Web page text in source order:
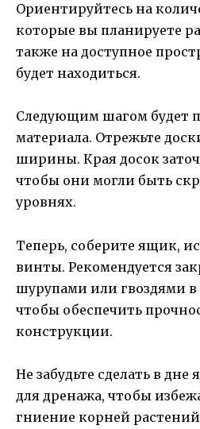
Ориентируйтесь на
которые вы планируете
также на доступное
будет находиться.
Следующим шагом будет
материала. Отрежьте
ширины. Края досок
чтобы они могли быть
уровнях.
Теперь, соберите ящик,
винты. Рекомендуется
шурупами или гвоздями в
чтобы обеспечить
конструкции.
Не забудьте сделать в
для дренажа, чтобы
гниение корней